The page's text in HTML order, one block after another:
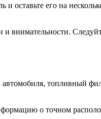
оставьте его на
и внимательности.
топливный
о точном